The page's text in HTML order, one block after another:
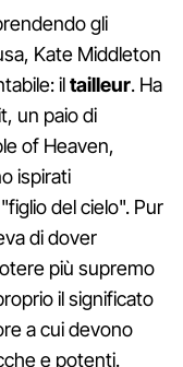
gli
Kate Middleton
iltailleur. Ha
un paio di
of Heaven,
ispirati
del cielo". Pur
di dover
più supremo
il significato
a cui devono
e potenti.